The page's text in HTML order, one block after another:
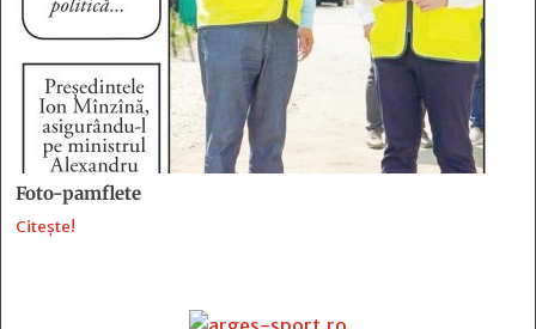
Foto-pamflete
Citește!